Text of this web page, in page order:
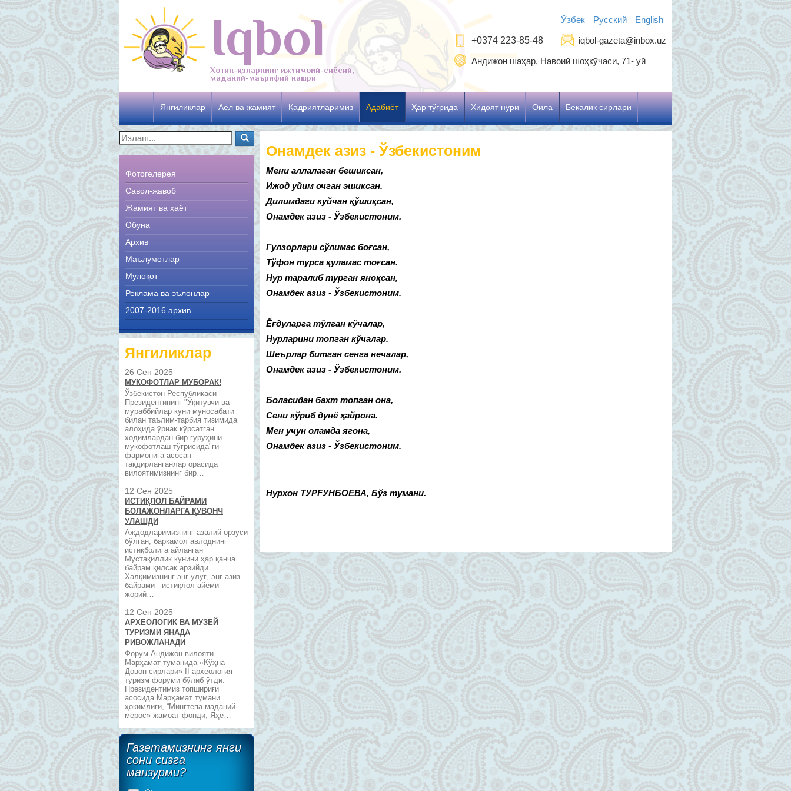
Iqbol
Хотин-қизларнинг ижтимоий-сиёсий,
маданий-маърифий нашри
Ўзбек Русский English
+0374 223-85-48 iqbol-gazeta@inbox.uz
Андижон шаҳар, Навоий шоҳкўчаси, 71- уй
Янгиликлар Аёл ва жамият Қадриятларимиз Адабиёт Ҳар тўғрида Хидоят нури Оила Бекалик сирлари
Фотогелерея
Савол-жавоб
Жамият ва ҳаёт
Обуна
Архив
Маълумотлар
Мулоқот
Реклама ва эълонлар
2007-2016 архив
Янгиликлар
26 Сен 2025
МУКОФОТЛАР МУБОРАК!
Ўзбекистон Республикаси
Президентининг "Ўқитувчи ва
мураббийлар куни муносабати
билан таълим-тарбия тизимида
алоҳида ўрнак кўрсатган
ходимлардан бир гуруҳини
мукофотлаш тўғрисида"ги
фармонига асосан
тақдирланганлар орасида
вилоятимизнинг бир…
12 Сен 2025
ИСТИҚЛОЛ БАЙРАМИ
БОЛАЖОНЛАРГА ҚУВОНЧ
УЛАШДИ
Аждодларимизнинг азалий орзуси
бўлган, баркамол авлоднинг
истиқболига айланган
Мустақиллик кунини ҳар қанча
байрам қилсак арзийди.
Халқимизнинг энг улуғ, энг азиз
байрами - истиқлол айёми
жорий…
12 Сен 2025
АРХЕОЛОГИК ВА МУЗЕЙ
ТУРИЗМИ ЯНАДА
РИВОЖЛАНАДИ
Форум Андижон вилояти
Марҳамат туманида «Кўҳна
Довон сирлари» II археология
туризм форуми бўлиб ўтди.
Президентимиз топшириғи
асосида Марҳамат тумани
ҳокимлиги, “Мингтепа-маданий
мерос» жамоат фонди, Яҳё…
Газетамизнинг янги
сони сизга
манзурми?
Онамдек азиз - Ўзбекистоним
Мени аллалаган бешиксан,
Ижод уйим очган эшиксан.
Дилимдаги куйчан қўшиқсан,
Онамдек азиз - Ўзбекистоним.
Гулзорлари сўлимас боғсан,
Тўфон турса қуламас тоғсан.
Нур таралиб турган яноқсан,
Онамдек азиз - Ўзбекистоним.
Ёғдуларга тўлган кўчалар,
Нурларини топган кўчалар.
Шеърлар битган сенга нечалар,
Онамдек азиз - Ўзбекистоним.
Боласидан бахт топган она,
Сени кўриб дунё ҳайрона.
Мен учун оламда ягона,
Онамдек азиз - Ўзбекистоним.
Нурхон ТУРFУНБОЕВА, Бўз тумани.